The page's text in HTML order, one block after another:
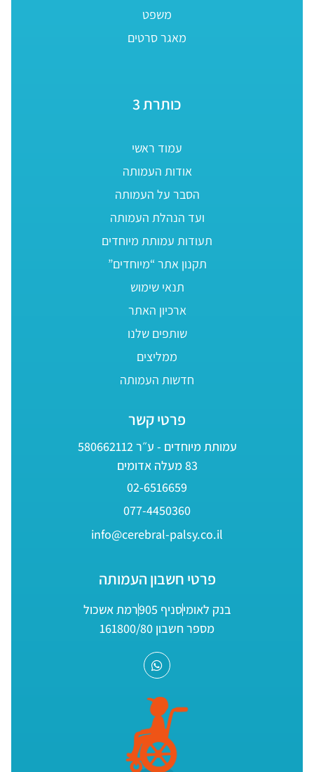
משפט
מאגר סרטים
כותרת 3
עמוד ראשי
אודות העמותה
הסבר על העמותה
ועד הנהלת העמותה
תעודות עמותת מיוחדים
תקנון אתר “מיוחדים”
תנאי שימוש
ארכיון האתר
שותפים שלנו
ממליצים
חדשות העמותה
פרטי קשר
עמותת מיוחדים - ע״ר 580662112
83 מעלה אדומים
02-6516659
077-4450360
info@cerebral-palsy.co.il
פרטי חשבון העמותה
בנק לאומיסניף 905
רמת אשכול
מספר חשבון 161800/80